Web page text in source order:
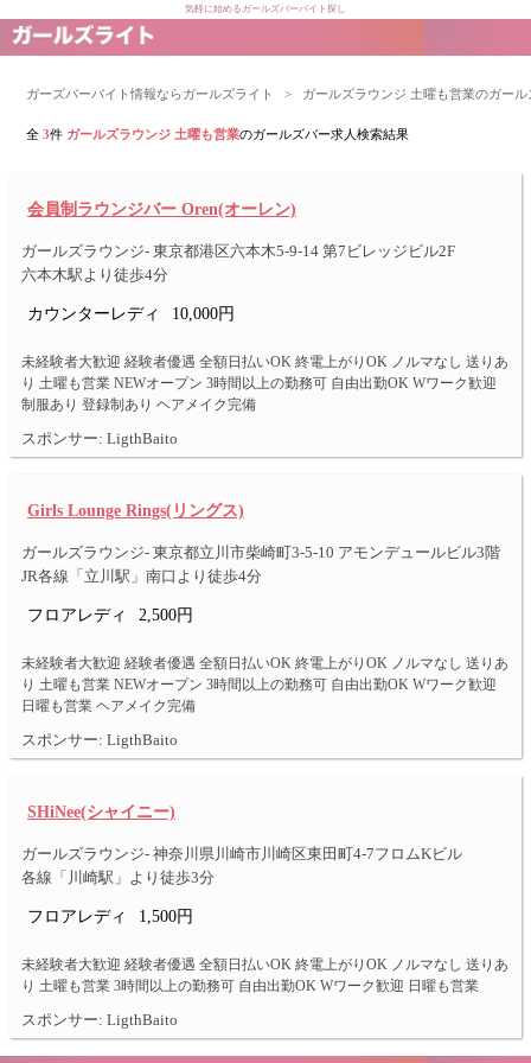
気軽に始めるガールズバーバイト探し
ガーズバーバイト情報ならガールズライト > ガールズラウンジ 土曜も営業のガー
全3件 ガールズラウンジ 土曜も営業のガールズバー求人検索結果
会員制ラウンジバー Oren(オーレン)
ガールズラウンジ- 東京都港区六本木5-9-14 第7ビレッジビル2F
六本木駅より徒歩4分
カウンターレディ 10,000円
未経験者大歓迎 経験者優遇 全額日払いOK 終電上がりOK ノルマなし 送りあ
り 土曜も営業 NEWオープン 3時間以上の勤務可 自由出勤OK Wワーク歓迎
制服あり 登録制あり ヘアメイク完備
スポンサー: LigthBaito
Girls Lounge Rings(リングス)
ガールズラウンジ- 東京都立川市柴崎町3-5-10 アモンデュールビル3階
JR各線「立川駅」南口より徒歩4分
フロアレディ 2,500円
未経験者大歓迎 経験者優遇 全額日払いOK 終電上がりOK ノルマなし 送りあ
り 土曜も営業 NEWオープン 3時間以上の勤務可 自由出勤OK Wワーク歓迎
日曜も営業 ヘアメイク完備
スポンサー: LigthBaito
SHiNee(シャイニー)
ガールズラウンジ- 神奈川県川崎市川崎区東田町4-7フロムKビル
各線「川崎駅」より徒歩3分
フロアレディ 1,500円
未経験者大歓迎 経験者優遇 全額日払いOK 終電上がりOK ノルマなし 送りあ
り 土曜も営業 3時間以上の勤務可 自由出勤OK Wワーク歓迎 日曜も営業
スポンサー: LigthBaito